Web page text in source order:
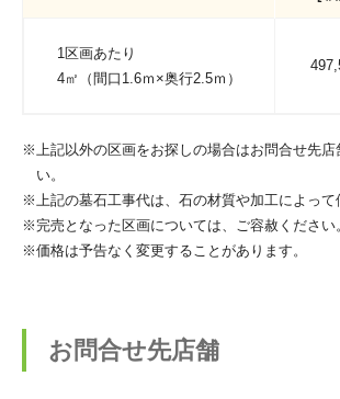
1区画あたり
4㎡（間口1.6ｍ×奥行2.5ｍ）
※上記以外の区画をお探しの場合はお問合せ先店
い。
※上記の墓石工事代は、石の材質や加工によって
※完売となった区画については、ご容赦ください
※価格は予告なく変更することがあります。
お問合せ先店舗